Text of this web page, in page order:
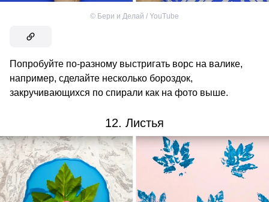
© Бери и Делай / YouTube
Попробуйте по-разному выстригать ворс на валике,
например, сделайте несколько бороздок,
закручивающихся по спирали как на фото выше.
12. Листья